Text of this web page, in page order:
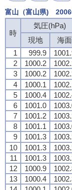
富山（富山県) 2006
時
気圧(hPa)
現地
海面
1
999.9
2
1000.2
3
1000.2
4
1000.1
5
1000.4
6
1001.0
7
1001.2
8
1001.1
9
1001.3
10
1001.3
11
1001.3
12
1000.9
13
1000.4